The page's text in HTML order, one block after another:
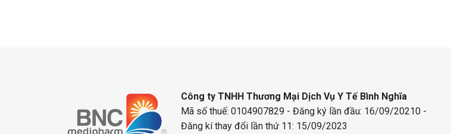
Công ty TNHH Thương Mại Dịch Vụ Y Tế Bình Nghĩa
Mã số thuế: 0104907829 - Đăng ký lần đầu: 16/09/20210 -
Đăng kí thay đổi lần thứ 11: 15/09/2023